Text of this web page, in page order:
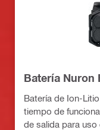
Batería Nuron
Batería de Ion-
tiempo de
de salida para